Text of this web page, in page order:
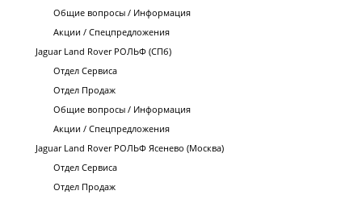
Общие вопросы / Информация
Акции / Спецпредложения
Jaguar Land Rover РОЛЬФ (СПб)
Отдел Сервиса
Отдел Продаж
Общие вопросы / Информация
Акции / Спецпредложения
Jaguar Land Rover РОЛЬФ Ясенево (Москва)
Отдел Сервиса
Отдел Продаж